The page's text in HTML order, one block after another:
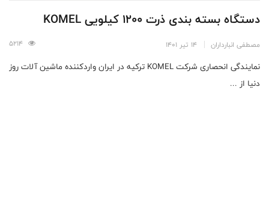
دستگاه بسته بندی ذرت 1200 کیلویی KOMEL
مصطفی انبارداران 14 تیر 1401
نمایندگی انحصاری شرکت KOMEL ترکیه در ایران واردکننده ماشین آلات روز
دنیا از ...